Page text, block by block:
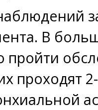
В
пройти
проходят